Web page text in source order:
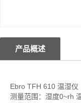
产品概述
Ebro TFH 610 温湿仪
测量范围：湿度0~rh